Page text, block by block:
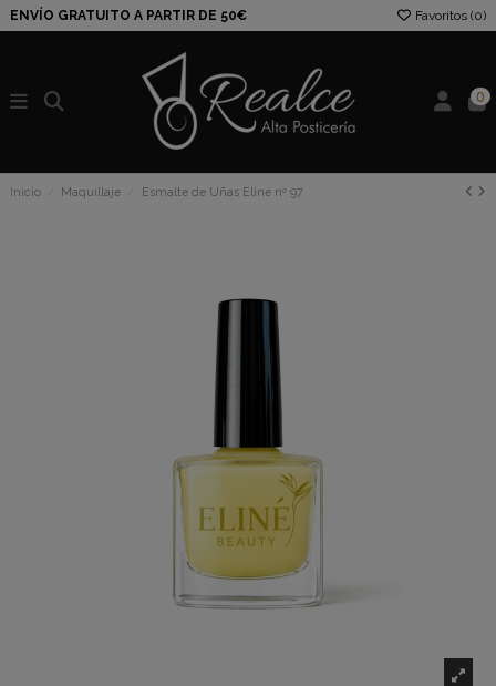
ENVÍO GRATUITO A PARTIR DE 50€ Favoritos (0)
0
Inicio Maquillaje Esmalte de Uñas Eliné nº 97